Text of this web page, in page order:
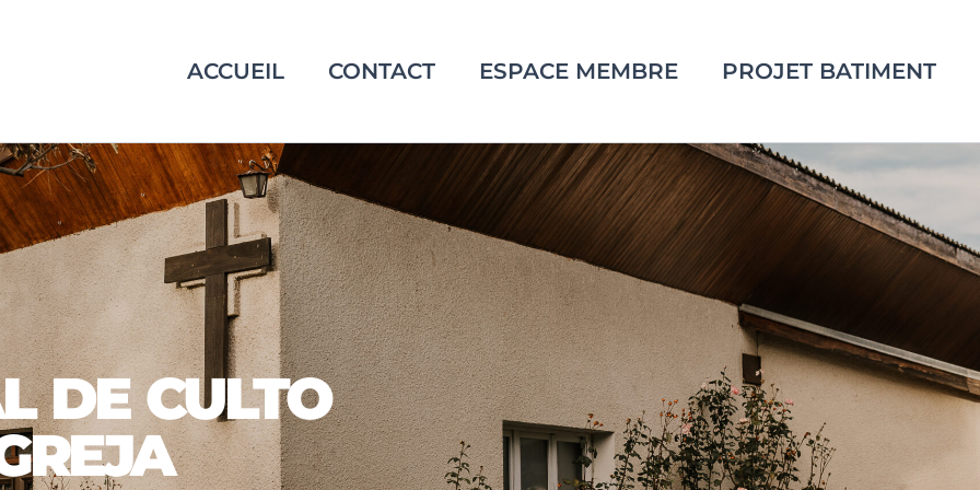
ACCUEIL CONTACT ESPACE MEMBRE PROJET BATIMENT
DE CULTO